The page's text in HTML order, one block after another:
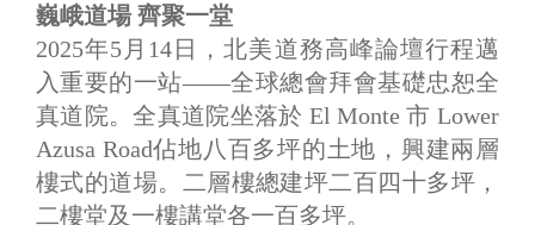
巍峨道場 齊聚一堂
2025年5月14日，北美道務高峰論壇行程邁
入重要的一站——全球總會拜會基礎忠恕全
真道院。全真道院坐落於 El Monte 市 Lower
Azusa Road佔地八百多坪的土地，興建兩層
樓式的道場。二層樓總建坪二百四十多坪，
二樓堂及一樓講堂各一百多坪。